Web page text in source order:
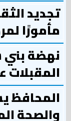
تجديد
مأمورًا
نهضة بني
المقبلات
المحافظ
والصحة